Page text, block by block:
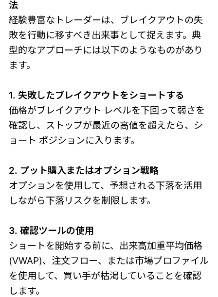
法
経験豊富なトレーダーは、ブレイクアウトの失
敗を行動に移すべき出来事として捉えます。典
型的なアプローチには以下のようなものがあり
ます。
1. 失敗したブレイクアウトをショートする
価格がブレイクアウト レベルを下回って弱さを
確認し、ストップが最近の高値を超えたら、シ
ョート ポジションに入ります。
2. プット購入またはオプション戦略
オプションを使用して、予想される下落を活用
しながら下落リスクを制限します。
3. 確認ツールの使用
ショートを開始する前に、出来高加重平均価格
(VWAP)、注文フロー、または市場プロファイル
を使用して、買い手が枯渇していることを確認
します。